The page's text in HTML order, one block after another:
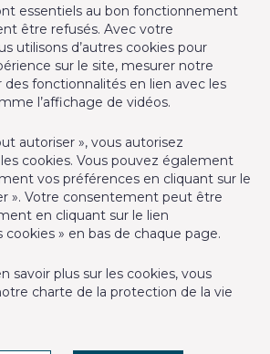
immédiatement
& situation
essentiels au bon fonctionnement
être refusés. Avec votre
utilisons d’autres cookies pour
sur le site, mesurer notre
fonctionnalités en lien avec les
l’affichage de vidéos.
autoriser », vous autorisez
cookies. Vous pouvez également
vos préférences en cliquant sur le
». Votre consentement peut être
en cliquant sur le lien
cookies » en bas de chaque page.
savoir plus sur les cookies, vous
charte de la protection de la vie
de la Forêt de Soignes 327
Saint-Genèse
35 35
23 05 05
IPI sous le numéro 501.400 en
entreprise : TVA BE-0555.620.156
Institut professionnel des agents
16B, 1000 Bruxelles (+32 2 505
Soumis au
code déontologique de l’ IPI
cautionnement via AXA Belgium SA,